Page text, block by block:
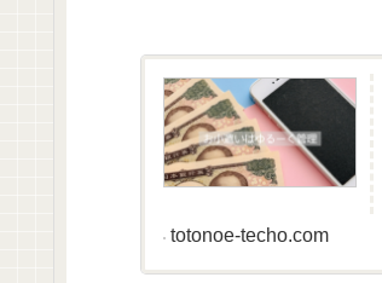
totonoe-techo.com